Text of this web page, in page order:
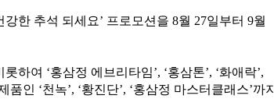
한 추석 되세요’ 프로모션을 8월 27일부터 9월
여 ‘홍삼정 에브리타임’, ‘홍삼톤’, ‘화애락’,
인 ‘천녹’, ‘황진단’, ‘홍삼정 마스터클래스’까지